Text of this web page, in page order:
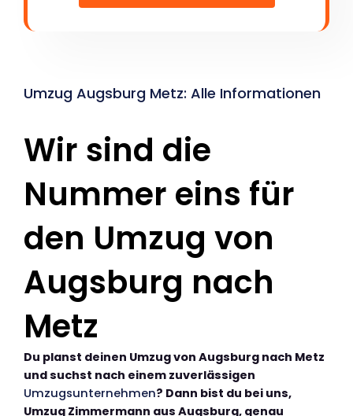
Umzug Augsburg Metz: Alle Informationen
Wir sind die
Nummer eins für
den Umzug von
Augsburg nach
Metz
Du planst deinen Umzug von Augsburg nach Metz
und suchst nach einem zuverlässigen
Umzugsunternehmen? Dann bist du bei uns,
Umzug Zimmermann aus Augsburg, genau